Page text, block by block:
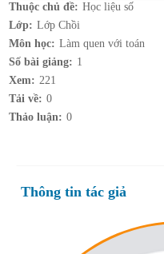
Thuộc chủ đề: Học liệu số
Lớp: Lớp Chồi
Môn học: Làm quen với toán
Số bài giảng: 1
Xem: 221
Tải về: 0
Thảo luận: 0
Thông tin tác giả